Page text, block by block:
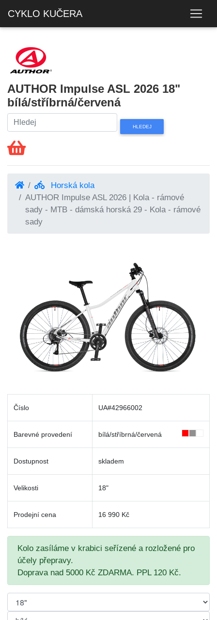
CYKLO KUČERA
AUTHOR Impulse ASL 2026 18"
bílá/stříbrná/červená
Horská kola
AUTHOR Impulse ASL 2026 | Kola - rámové
sady - MTB - dámská horská 29 - Kola - rámové
sady
Číslo UA#42966002
Barevné provedení bílá/stříbrná/červená
Dostupnost skladem
Velikosti 18"
Prodejní cena 16 990 Kč
Kolo zasíláme v krabici seřízené a rozložené pro
účely přepravy.
Doprava nad 5000 Kč ZDARMA. PPL 120 Kč.